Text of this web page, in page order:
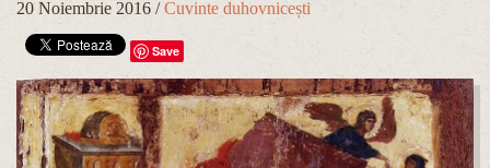
20 Noiembrie 2016 /Cuvinte duhovnicești
Save